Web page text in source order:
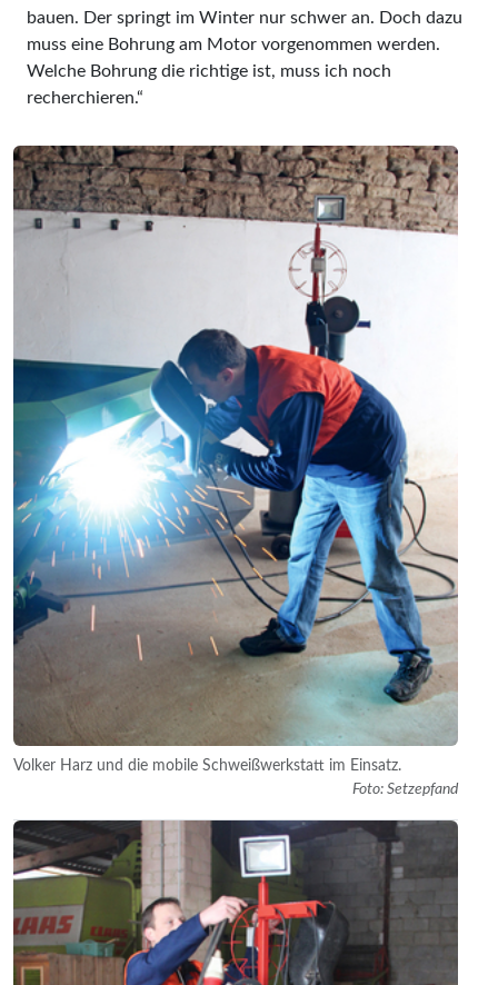
bauen. Der springt im Winter nur schwer an. Doch dazu
muss eine Bohrung am Motor vorgenommen werden.
Welche Bohrung die richtige ist, muss ich noch
recherchieren.“
Volker Harz und die mobile Schweißwerkstatt im Einsatz.
Foto: Setzepfand